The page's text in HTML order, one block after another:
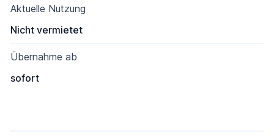
Aktuelle Nutzung
Nicht vermietet
Übernahme ab
sofort